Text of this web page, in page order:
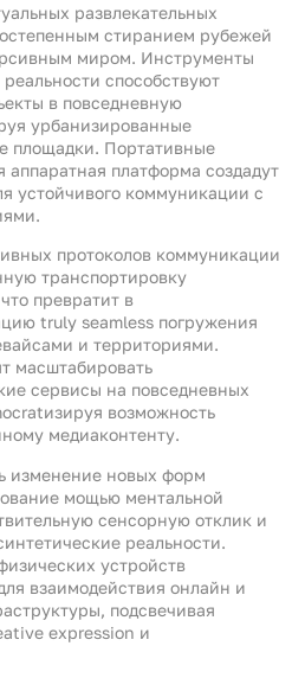
развлекательных
стиранием рубежей
миром. Инструменты
способствуют
в повседневную
урбанизированные
площадки. Портативные
платформа создадут
устойчивого коммуникации с
протоколов коммуникации
транспортировку
превратит в
truly seamless погружения
и территориями.
масштабировать
сервисы на повседневных
возможность
медиаконтенту.
изменение новых форм
мощью ментальной
сенсорную отклик и
реальности.
устройств
взаимодействия онлайн и
подсвечивая
expression и